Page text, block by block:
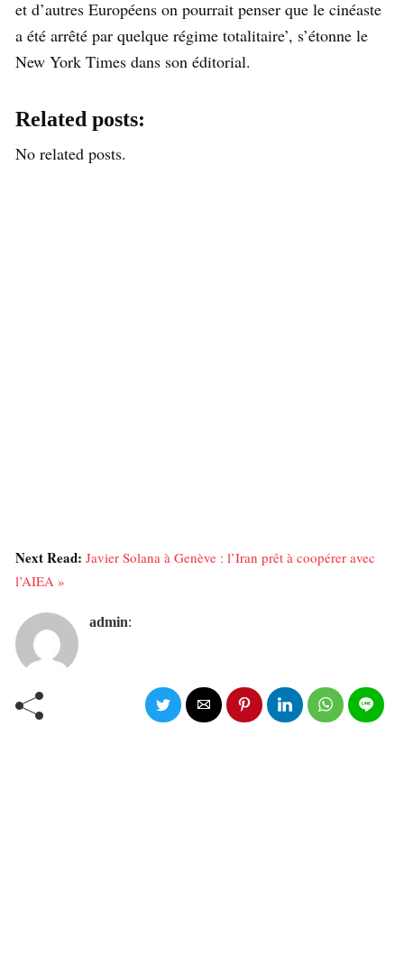
et d’autres Européens on pourrait penser que le cinéaste
a été arrêté par quelque régime totalitaire’, s’étonne le
New York Times dans son éditorial.
Related posts:
No related posts.
Next Read: Javier Solana à Genève : l’Iran prêt à coopérer avec
l’AIEA »
admin: